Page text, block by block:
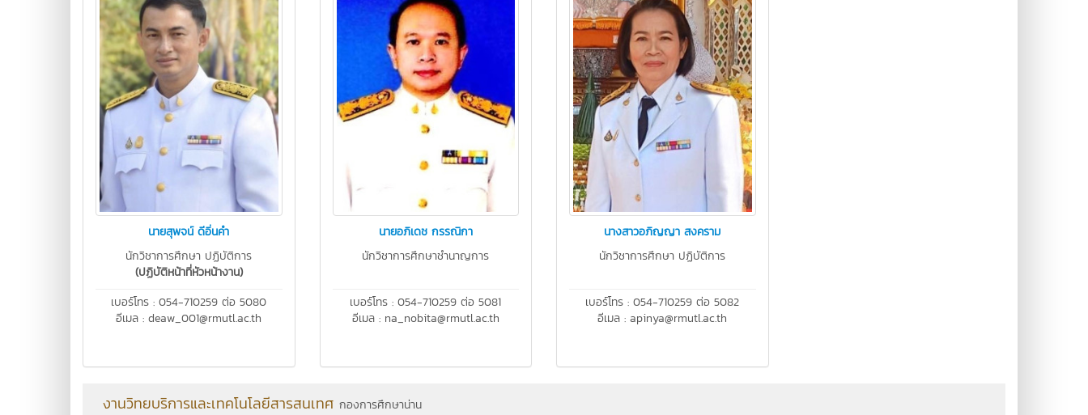
นายสุพจน์ ดีอิ่นคำ
นักวิชาการศึกษา ปฏิบัติการ
(ปฏิบัติหน้าที่หัวหน้างาน)
เบอร์โทร : 054-710259 ต่อ 5080
อีเมล : deaw_001@rmutl.ac.th
นายอภิเดช กรรณิกา
นักวิชาการศึกษาชำนาญการ
เบอร์โทร : 054-710259 ต่อ 5081
อีเมล : na_nobita@rmutl.ac.th
นางสาวอภิญญา สงคราม
นักวิชาการศึกษา ปฏิบัติการ
เบอร์โทร : 054-710259 ต่อ 5082
อีเมล : apinya@rmutl.ac.th
งานวิทยบริการและเทคโนโลยีสารสนเทศ กองการศึกษาน่าน